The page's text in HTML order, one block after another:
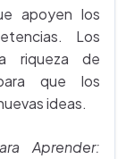
apoyen los
Los
riqueza de
que los
ideas.
Aprender: